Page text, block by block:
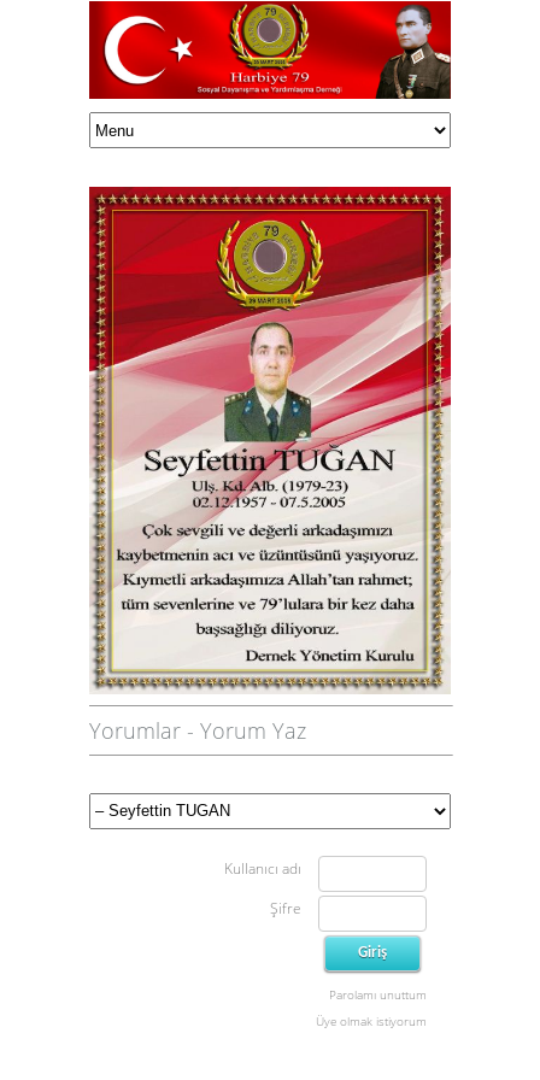
Yorumlar - Yorum Yaz
Kullanıcı adı
Şifre
Parolamı unuttum
Üye olmak istiyorum